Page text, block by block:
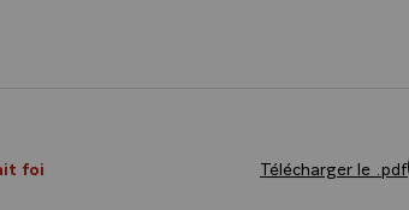
foi Télécharger le .pdf